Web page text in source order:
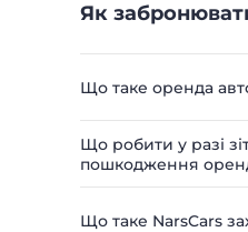
Як
Що таке оренда
Що робити у разі
пошкодження
Що таке NarsCars